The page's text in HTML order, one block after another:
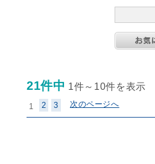
21件中 1件～10件を表示
1 2 3 次のページへ